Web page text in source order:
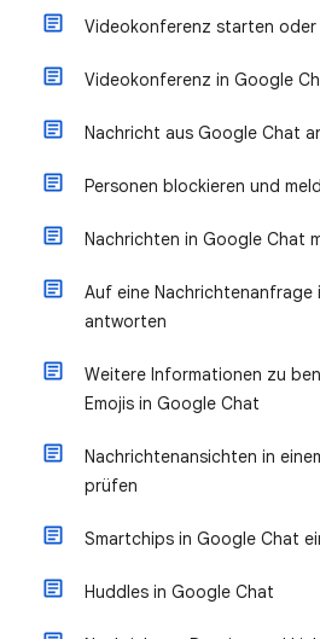
Videokonferenz starten oder
Videokonferenz in Google
Nachricht aus Google Chat
Personen blockieren und
Nachrichten in Google Chat
Auf eine Nachrichtenanfrage
antworten
Weitere Informationen zu
Emojis in Google Chat
Nachrichtenansichten in
prüfen
Smartchips in Google Chat
Huddles in Google Chat